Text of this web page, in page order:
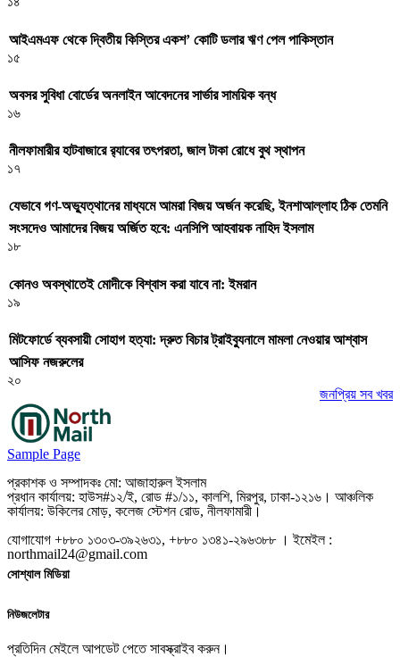
আইএমএফ থেকে দ্বিতীয় কিস্তির একশ’ কোটি ডলার ঋণ পেল পাকিস্তান
১৫
অবসর সুবিধা বোর্ডের অনলাইন আবেদনের সার্ভার সাময়িক বন্ধ
১৬
নীলফামারীর হাটবাজারে র‌্যাবের তৎপরতা, জাল টাকা রোধে বুথ স্থাপন
১৭
যেভাবে গণ-অভ্যুত্থানের মাধ্যমে আমরা বিজয় অর্জন করেছি, ইনশাআল্লাহ ঠিক তেমনি
সংসদেও আমাদের বিজয় অর্জিত হবে: এনসিপি আহবায়ক নাহিদ ইসলাম
১৮
কোনও অবস্থাতেই মোদীকে বিশ্বাস করা যাবে না: ইমরান
১৯
মিটফোর্ডে ব্যবসায়ী সোহাগ হত্যা: দ্রুত বিচার ট্রাইব্যুনালে মামলা নেওয়ার আশ্বাস
আসিফ নজরুলের
২০
জনপ্রিয় সব খবর
Sample Page
প্রকাশক ও সম্পাদকঃ মো: আজাহারুল ইসলাম
প্রধান কার্যালয়: হাউস#১২/ই, রোড #১/১১, কালশি, মিরপুর, ঢাকা-১২১৬। আঞ্চলিক
কার্যালয়: উকিলের মোড়, কলেজ স্টেশন রোড, নীলফামারী।
যোগাযোগ +৮৮০ ১৩০৩-৩৯২৬৩১, +৮৮০ ১৩৪১-২৯৬৩৮৮ । ইমেইল :
northmail24@gmail.com
সোশ্যাল মিডিয়া
নিউজলেটার
প্রতিদিন মেইলে আপডেট পেতে সাবস্ক্রাইব করুন।